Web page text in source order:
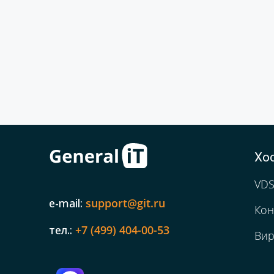
e-mail: support@git.ru
тел.: +7 (499) 404-00-53